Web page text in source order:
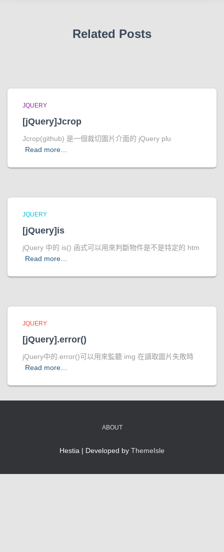
Related Posts
JQUERY
[jQuery]Jcrop
Jcrop(github) 是一個裁切圖片介面的 jQuery plu
Read more…
JQUERY
[jQuery]is
jQuery 中的 is() 函式可以用來判斷物件是不是特定的 htm
Read more…
JQUERY
[jQuery].error()
jQuery中的.error()可以用來監聽 img 在讀取圖片失敗時
Read more…
ABOUT
Hestia | Developed by ThemeIsle